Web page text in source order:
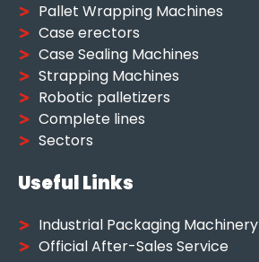
Pallet Wrapping Machines
Case erectors
Case Sealing Machines
Strapping Machines
Robotic palletizers
Complete lines
Sectors
Useful Links
Industrial Packaging Machinery
Official After-Sales Service